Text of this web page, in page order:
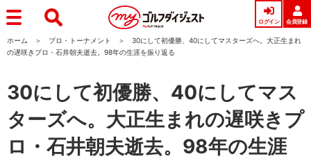
ログイン 会員登録
ホーム プロ・トーナメント
30にして初優勝、40にしてマスターズへ。大正生まれ
の遅咲きプロ・石井朝夫逝去。98年の生涯を振り返る
30にして初優勝、40にしてマス
ターズへ。大正生まれの遅咲きプ
ロ・石井朝夫逝去。98年の生涯